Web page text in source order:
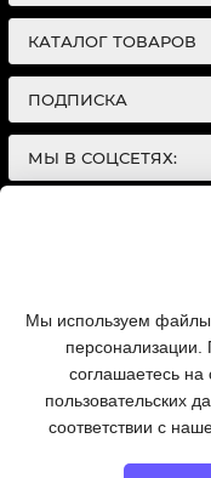
КАТАЛОГ ТОВАРОВ
ПОДПИСКА
МЫ В СОЦСЕТЯХ:
Интернет-
информационный
информационные
сайте, не
положениями
Ваш заказ,
Мы используем файлы
персонализации.
соглашаетесь
пользовательских
соответствии с